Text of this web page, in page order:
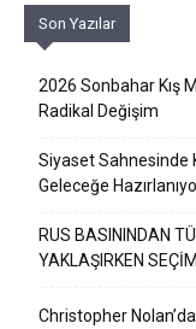
Son Yazılar
2026 Sonbahar Kış
Radikal Değişim
Siyaset Sahnesinde
Geleceğe
RUS BASININDAN
YAKLAŞIRKEN
Christopher